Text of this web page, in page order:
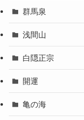
群馬泉
浅間山
白隠正宗
開運
亀の海